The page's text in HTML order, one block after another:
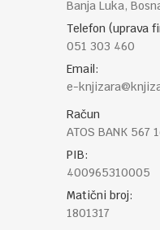
Banja Luka,
Telefon (uprava
051 303 460
Email:
e-
Račun
ATOS BANK 567
PIB:
400965310005
Matični broj:
1801317